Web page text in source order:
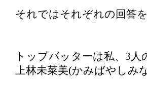
それではそれぞれの回答
トップバッターは私、3
上林未菜美(かみばやしみ